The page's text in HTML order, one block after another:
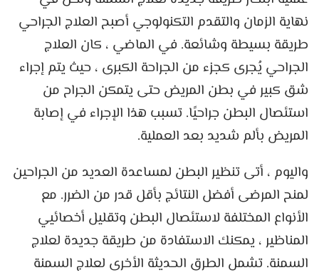
نهاية الزمان والتقدم التكنولوجي أصبح العلاج الجراحي
طريقة بسيطة وشائعة. في الماضي ، كان العلاج
الجراحي يُجرى كجزء من الجراحة الكبرى ، حيث يتم إجراء
شق كبير في بطن المريض حتى يتمكن الجراح من
استئصال البطن جراحيًا. تسبب هذا الإجراء في إصابة
المريض بألم شديد بعد العملية.
واليوم ، أتى تنظير البطن لمساعدة العديد من الجراحين
لمنح المرضى أفضل النتائج بأقل قدر من الضرر. مع
الأنواع المختلفة لاستئصال البطن وتقليل أخصائيي
المناظير ، يمكنك الاستفادة من طريقة جديدة لعلاج
السمنة. تشمل الطرق الحديثة الأخرى لعلاج السمنة